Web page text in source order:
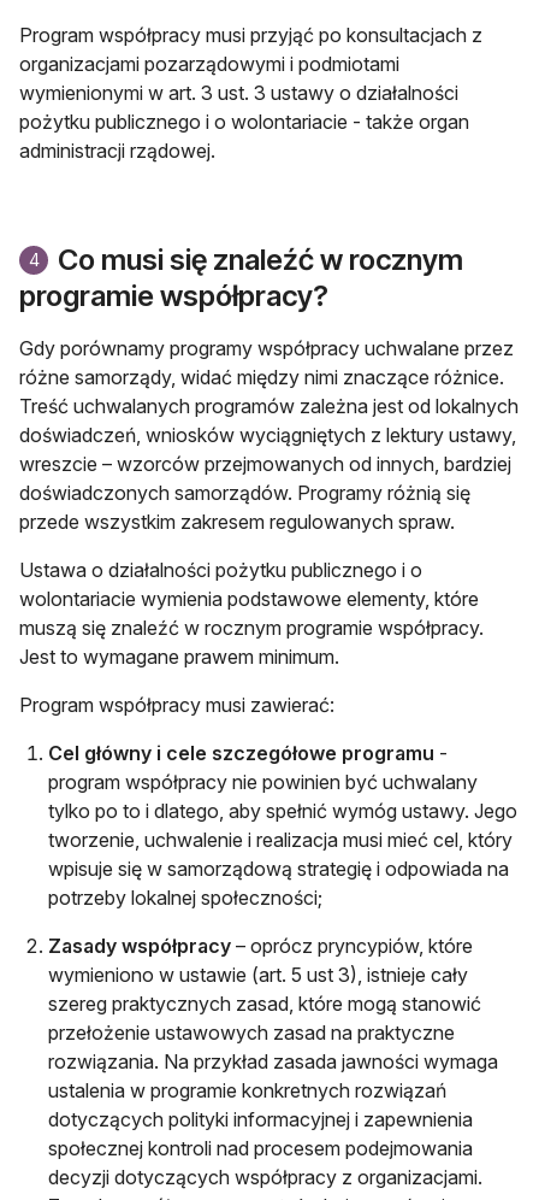
Program współpracy musi przyjąć po konsultacjach z
organizacjami pozarządowymi i podmiotami
wymienionymi w art. 3 ust. 3 ustawy o działalności
pożytku publicznego i o wolontariacie - także organ
administracji rządowej.
4
Co musi się znaleźć w rocznym
programie współpracy?
Gdy porównamy programy współpracy uchwalane przez
różne samorządy, widać między nimi znaczące różnice.
Treść uchwalanych programów zależna jest od lokalnych
doświadczeń, wniosków wyciągniętych z lektury ustawy,
wreszcie – wzorców przejmowanych od innych, bardziej
doświadczonych samorządów. Programy różnią się
przede wszystkim zakresem regulowanych spraw.
Ustawa o działalności pożytku publicznego i o
wolontariacie wymienia podstawowe elementy, które
muszą się znaleźć w rocznym programie współpracy.
Jest to wymagane prawem minimum.
Program współpracy musi zawierać:
Cel główny i cele szczegółowe programu -
program współpracy nie powinien być uchwalany
tylko po to i dlatego, aby spełnić wymóg ustawy. Jego
tworzenie, uchwalenie i realizacja musi mieć cel, który
wpisuje się w samorządową strategię i odpowiada na
potrzeby lokalnej społeczności;
Zasady współpracy – oprócz pryncypiów, które
wymieniono w ustawie (art. 5 ust 3), istnieje cały
szereg praktycznych zasad, które mogą stanowić
przełożenie ustawowych zasad na praktyczne
rozwiązania. Na przykład zasada jawności wymaga
ustalenia w programie konkretnych rozwiązań
dotyczących polityki informacyjnej i zapewnienia
społecznej kontroli nad procesem podejmowania
decyzji dotyczących współpracy z organizacjami.